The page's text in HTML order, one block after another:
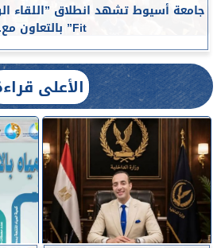
Fit” بالتعاون مع...
الأعلى